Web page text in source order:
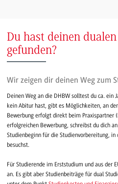
Du hast deinen
gefunden?
Wir zeigen dir deinen Weg zum
Deinen Weg an die DHBW solltest du ca. ein
kein Abitur hast, gibt es Möglichkeiten, an
Bewerbung erfolgt direkt beim Praxispartner
erfolgreichen Bewerbung, schreibst du dich
Studienbeginn für die Studienvorbereitung,
besuchst.
Für Studierende im Erststudium und aus der
an. Es gibt aber Studienbeiträge für dual